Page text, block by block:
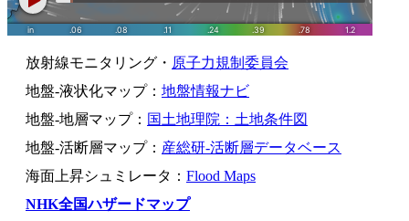
放射線モニタリング・ 原子力規制委員会
地盤-液状化マップ： 地盤情報ナビ
地盤-地層マップ： 国土地理院：土地条件図
地盤-活断層マップ： 産総研-活断層データベース
海面上昇シュミレータ： Flood Maps
NHK全国ハザードマップ